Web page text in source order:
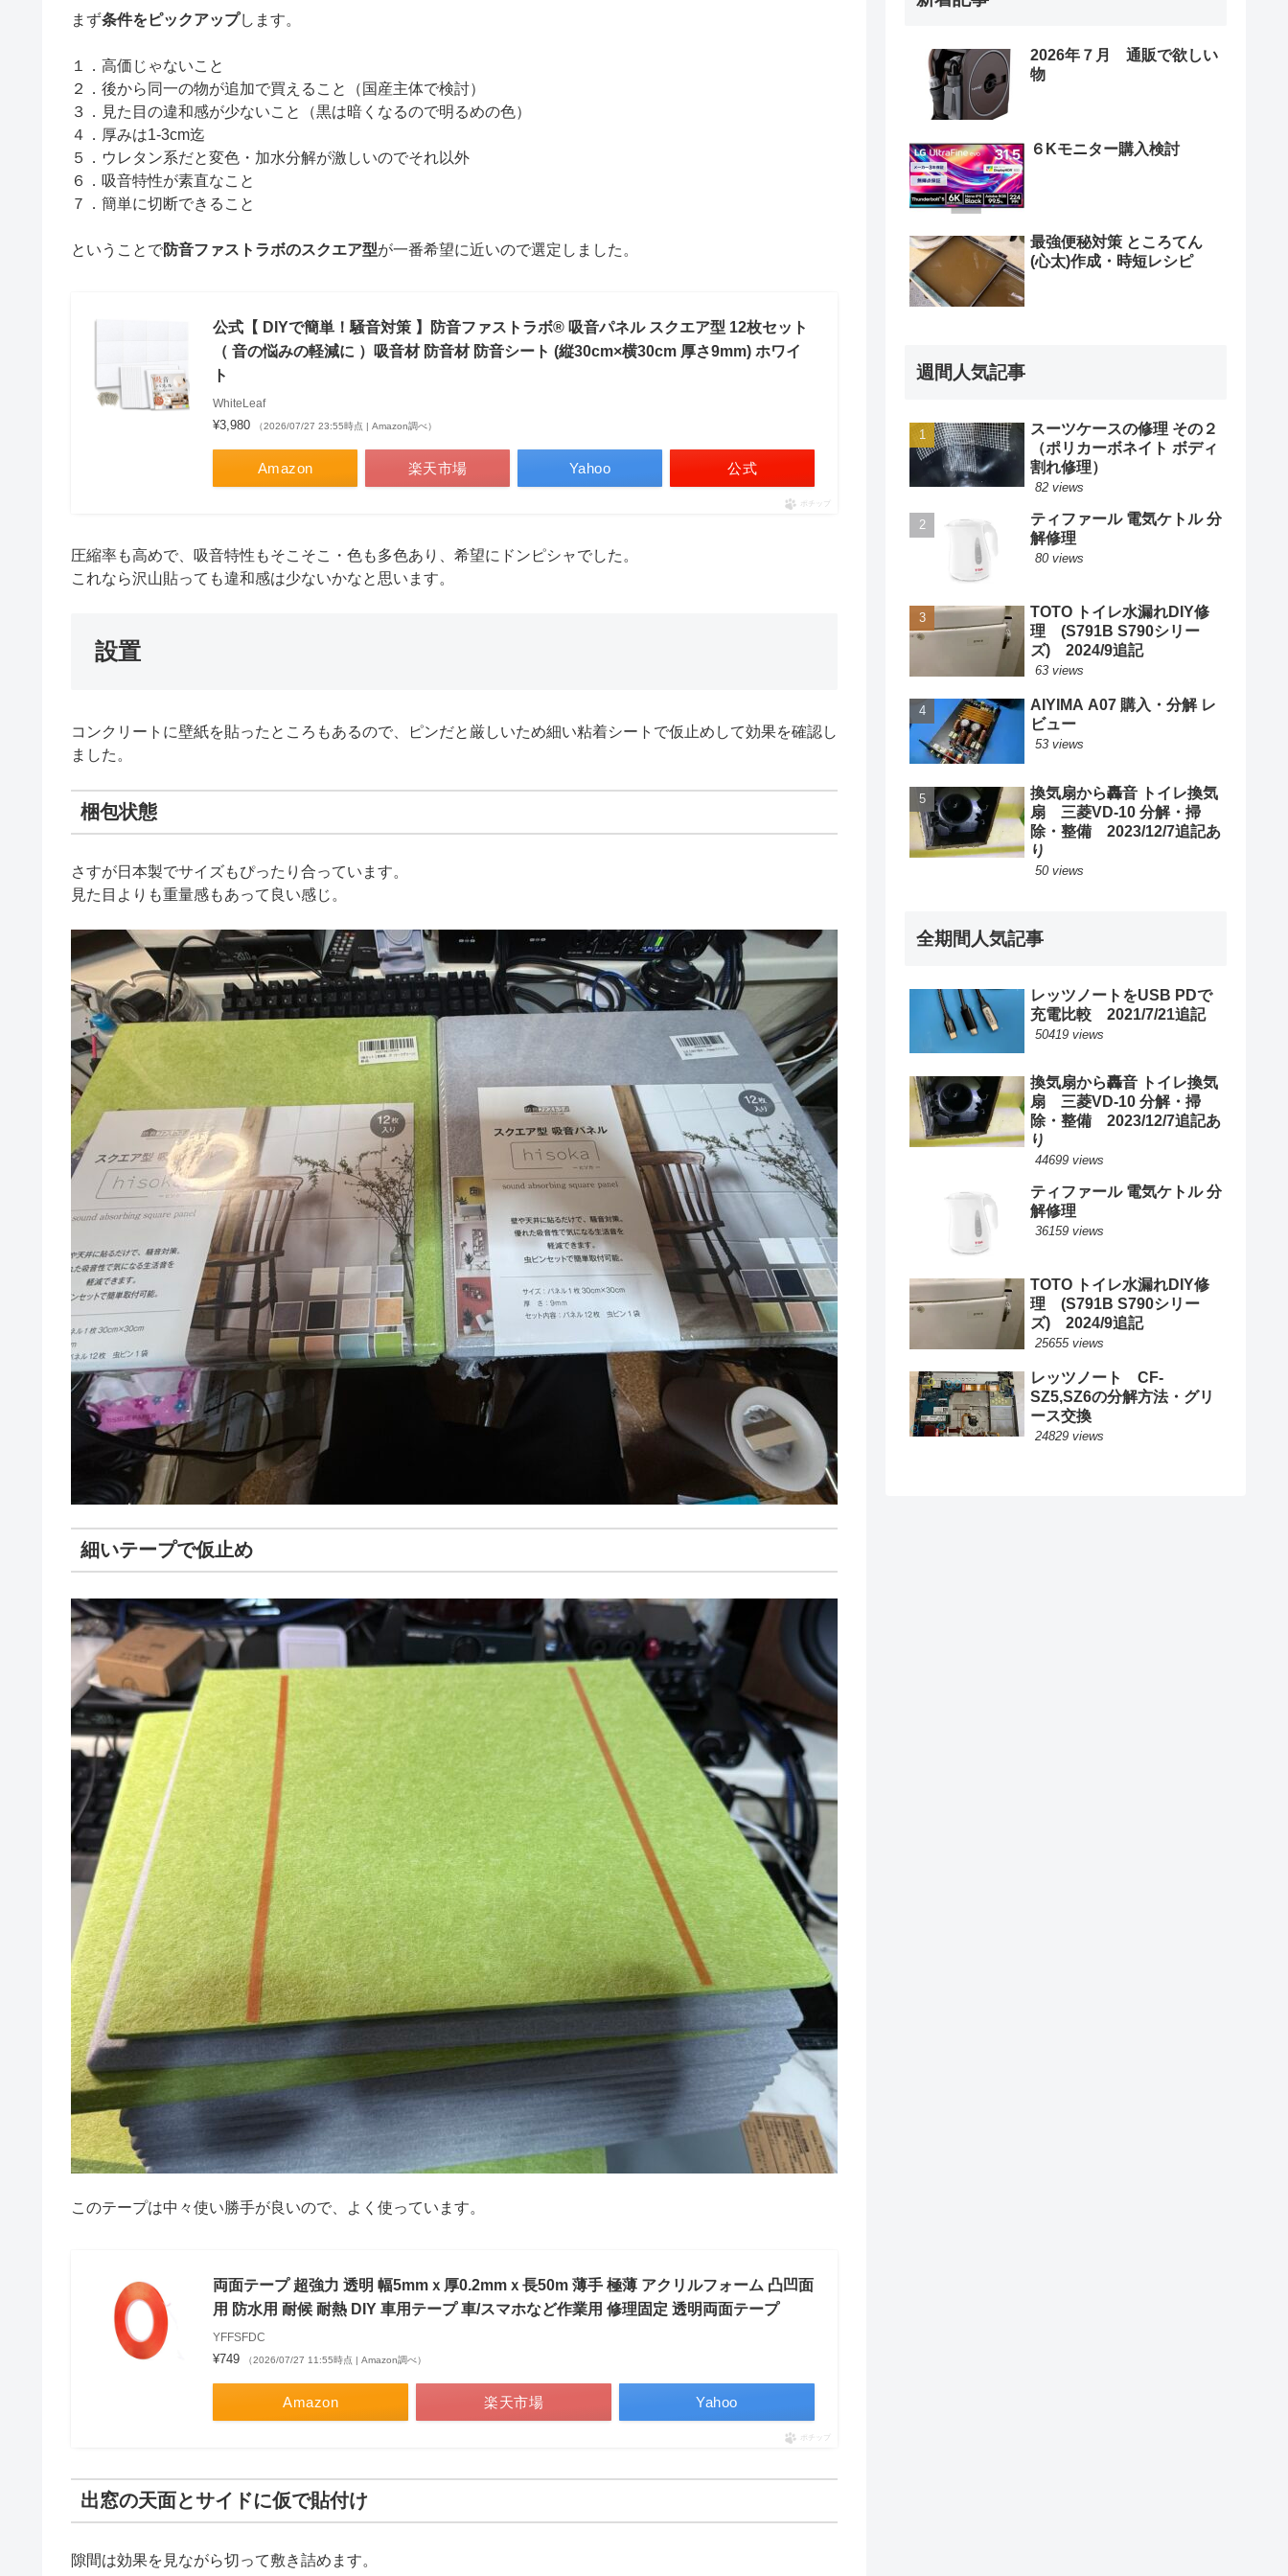
まず条件をピックアップします。
１．高価じゃないこと
２．後から同一の物が追加で買えること（国産主体で検討）
３．見た目の違和感が少ないこと（黒は暗くなるので明るめの色）
４．厚みは1-3cm迄
５．ウレタン系だと変色・加水分解が激しいのでそれ以外
６．吸音特性が素直なこと
７．簡単に切断できること
ということで防音ファストラボのスクエア型が一番希望に近いので選定しました。
公式【 DIYで簡単！騒音対策 】防音ファストラボ® 吸音パネル スクエア型 12枚セット
（ 音の悩みの軽減に ）吸音材 防音材 防音シート (縦30cm×横30cm 厚さ9mm) ホワイ
ト
WhiteLeaf
¥3,980 （2026/07/27 23:55時点 | Amazon調べ）
Amazon 楽天市場 Yahoo 公式
ポチップ
圧縮率も高めで、吸音特性もそこそこ・色も多色あり、希望にドンピシャでした。
これなら沢山貼っても違和感は少ないかなと思います。
設置
コンクリートに壁紙を貼ったところもあるので、ピンだと厳しいため細い粘着シートで仮止めして効果を確認し
ました。
梱包状態
さすが日本製でサイズもぴったり合っています。
見た目よりも重量感もあって良い感じ。
細いテープで仮止め
このテープは中々使い勝手が良いので、よく使っています。
両面テープ 超強力 透明 幅5mmｘ厚0.2mmｘ長50m 薄手 極薄 アクリルフォーム 凸凹面
用 防水用 耐候 耐熱 DIY 車用テープ 車/スマホなど作業用 修理固定 透明両面テープ
YFFSFDC
¥749 （2026/07/27 11:55時点 | Amazon調べ）
Amazon 楽天市場 Yahoo
ポチップ
出窓の天面とサイドに仮で貼付け
隙間は効果を見ながら切って敷き詰めます。
2026年７月 通販で欲しい
物
６Kモニター購入検討
最強便秘対策 ところてん
(心太)作成・時短レシピ
週間人気記事
スーツケースの修理 その２
（ポリカーボネイト ボディ
割れ修理）
82 views
ティファール 電気ケトル 分
解修理
80 views
TOTO トイレ水漏れDIY修
理 (S791B S790シリー
ズ) 2024/9追記
63 views
AIYIMA A07 購入・分解 レ
ビュー
53 views
換気扇から轟音 トイレ換気
扇 三菱VD-10 分解・掃
除・整備 2023/12/7追記あ
り
50 views
全期間人気記事
レッツノートをUSB PDで
充電比較 2021/7/21追記
50419 views
換気扇から轟音 トイレ換気
扇 三菱VD-10 分解・掃
除・整備 2023/12/7追記あ
り
44699 views
ティファール 電気ケトル 分
解修理
36159 views
TOTO トイレ水漏れDIY修
理 (S791B S790シリー
ズ) 2024/9追記
25655 views
レッツノート CF-
SZ5,SZ6の分解方法・グリ
ース交換
24829 views